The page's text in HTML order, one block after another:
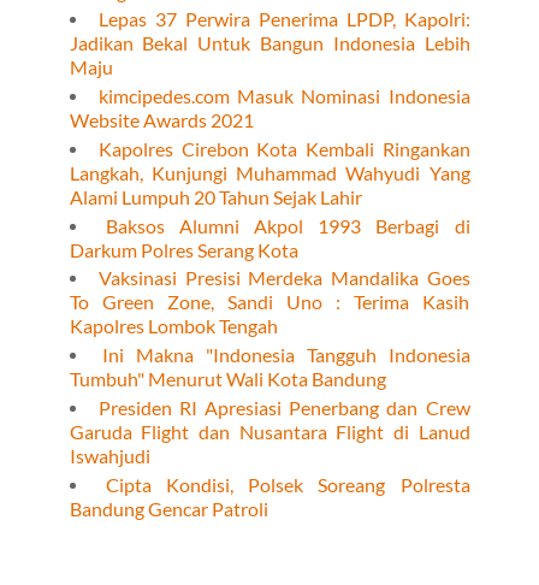
Lepas 37 Perwira Penerima LPDP, Kapolri:
Jadikan Bekal Untuk Bangun Indonesia Lebih
Maju
kimcipedes.com Masuk Nominasi Indonesia
Website Awards 2021
Kapolres Cirebon Kota Kembali Ringankan
Langkah, Kunjungi Muhammad Wahyudi Yang
Alami Lumpuh 20 Tahun Sejak Lahir
Baksos Alumni Akpol 1993 Berbagi di
Darkum Polres Serang Kota
Vaksinasi Presisi Merdeka Mandalika Goes
To Green Zone, Sandi Uno : Terima Kasih
Kapolres Lombok Tengah
Ini Makna "Indonesia Tangguh Indonesia
Tumbuh" Menurut Wali Kota Bandung
Presiden RI Apresiasi Penerbang dan Crew
Garuda Flight dan Nusantara Flight di Lanud
Iswahjudi
Cipta Kondisi, Polsek Soreang Polresta
Bandung Gencar Patroli